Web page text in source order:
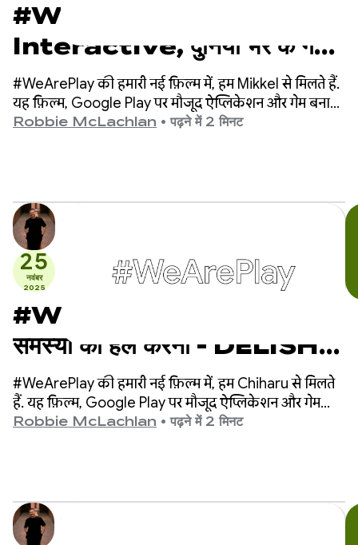
#WeArePlay: Miksapix
Interactive, दुनिया भर के गेमर्स
के लिए, प्राचीन सामी माइथोलॉजी को
कैसे ला रहा है
#WeArePlay की हमारी नई फ़िल्म में, हम Mikkel से मिलते हैं.
यह फ़िल्म, Google Play पर मौजूद ऐप्लिकेशन और गेम बनाने
वाले लोगों के बारे में है. Mikkel, Miksapix Interactive के
Robbie McLachlan • पढ़ने में 2 मिनट
25
नवंबर
2025
#WeArePlay: डिनर की
समस्या को हल करना - DELISH
KITCHEN, 1.3 करोड़ होम कुक
को कैसे सशक्त बनाता है
#WeArePlay की हमारी नई फ़िल्म में, हम Chiharu से मिलते
हैं. यह फ़िल्म, Google Play पर मौजूद ऐप्लिकेशन और गेम
बनाने वाले लोगों के बारे में है. Chiharu, DELISH KITCHEN के
Robbie McLachlan • पढ़ने में 2 मिनट